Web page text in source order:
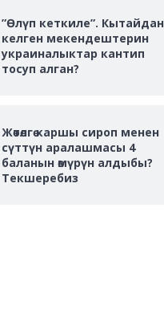
”Өлүп кеткиле”. Кытайдан
келген мекендештерин
украиналыктар кантип
тосуп алган?
Жөтөлгө каршы сироп менен
сүттүн аралашмасы 4
баланын өмүрүн алдыбы?
Текшеребиз